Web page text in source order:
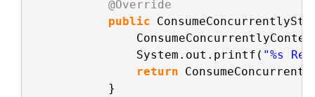
@Override
public
System.out.printf( "%s
return
}